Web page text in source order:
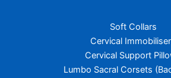
Soft Collars
Cervical
Cervical Support
Lumbo Sacral Corsets